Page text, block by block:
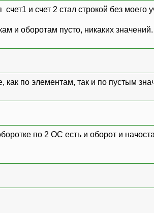
и счет 2 стал строкой без моего
и оборотам пусто, никаких
как по элементам, так и по пустым
по 2 ОС есть и оборот и